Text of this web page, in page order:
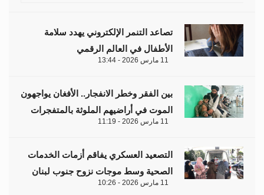
تصاعد التنمر الإلكتروني يهدد سلامة
الأطفال في العالم الرقمي
11 مارس 2026 - 13:44
بين الفقر وخطر الانفجار.. الأفغان يواجهون
الموت في أراضيهم الملوثة بالمتفجرات
11 مارس 2026 - 11:19
التصعيد العسكري يفاقم أزمات الخدمات
الصحية وسط موجات نزوح جنوب لبنان
11 مارس 2026 - 10:26